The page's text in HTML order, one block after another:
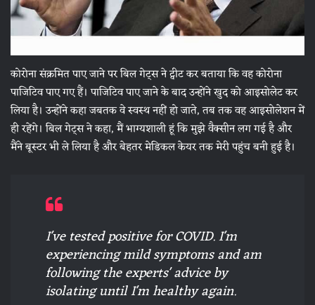
कोरोना संक्रमित पाए जाने पर बिल गेट्स ने ट्वीट कर बताया कि वह कोरोना
पाजिटिव पाए गए हैं। पाजिटिव पाए जाने के बाद उन्होंने खुद को आइसोलेट कर
लिया है। उन्होंने कहा जबतक वे स्वस्थ नहीं हो जाते, तब तक वह आइसोलेशन में
ही रहेंगे। बिल गेट्स ने कहा, मैं भाग्यशाली हूं कि मुझे वैक्सीन लग गई है और
मैंने बूस्टर भी ले लिया है और बेहतर मेडिकल केयर तक मेरी पहुंच बनी हुई है।
I've tested positive for COVID. I'm
experiencing mild symptoms and am
following the experts' advice by
isolating until I'm healthy again.